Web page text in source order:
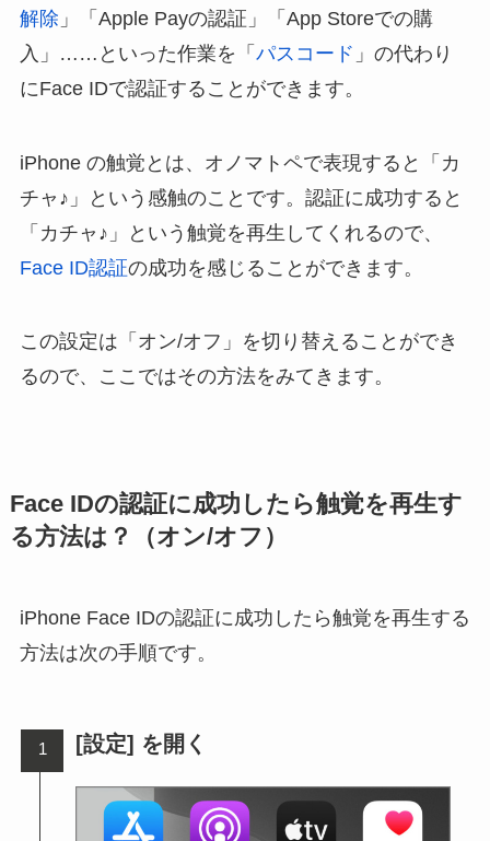
解除 」「Apple Payの認証」「App Storeでの購
入」……といった作業を「 パスコード 」の代わり
にFace IDで認証することができます。
iPhone の触覚とは、オノマトペで表現すると「カ
チャ♪」という感触のことです。認証に成功すると
「カチャ♪」という触覚を再生してくれるので、
Face ID認証の成功を感じることができます。
この設定は「オン/オフ」を切り替えることができ
るので、ここではその方法をみてきます。
Face IDの認証に成功したら触覚を再生す
る方法は？（オン/オフ）
iPhone Face IDの認証に成功したら触覚を再生する
方法は次の手順です。
[設定] を開く